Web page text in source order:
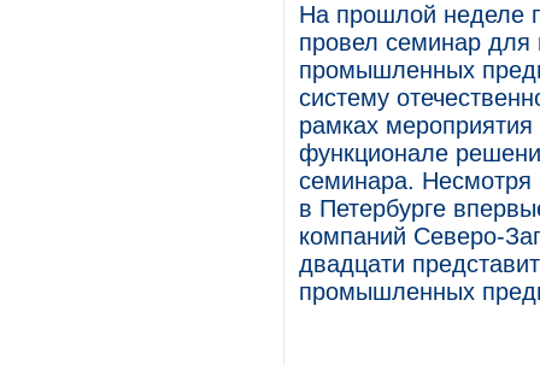
На прошлой неделе
провел семинар для
промышленных
систему
рамках мероприятия
функционале
семинара. Несмотря
в Петербурге
компаний Северо-
двадцати
промышленных